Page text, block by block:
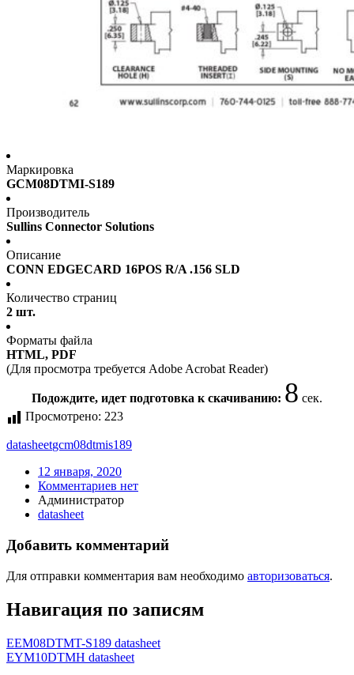
Маркировка
GCM08DTMI-S189
Производитель
Sullins Connector Solutions
Описание
CONN EDGECARD 16POS R/A .156 SLD
Количество страниц
2 шт.
Форматы файла
HTML, PDF
(Для просмотра требуется Adobe Acrobat Reader)
Подождите, идет подготовка к скачиванию: 8 сек.
Просмотрено: 223
datasheetgcm08dtmis189
12 января, 2020
Комментариев нет
Администратор
datasheet
Добавить комментарий
Для отправки комментария вам необходимо авторизоваться.
Навигация по записям
EEM08DTMT-S189 datasheet
EYM10DTMH datasheet